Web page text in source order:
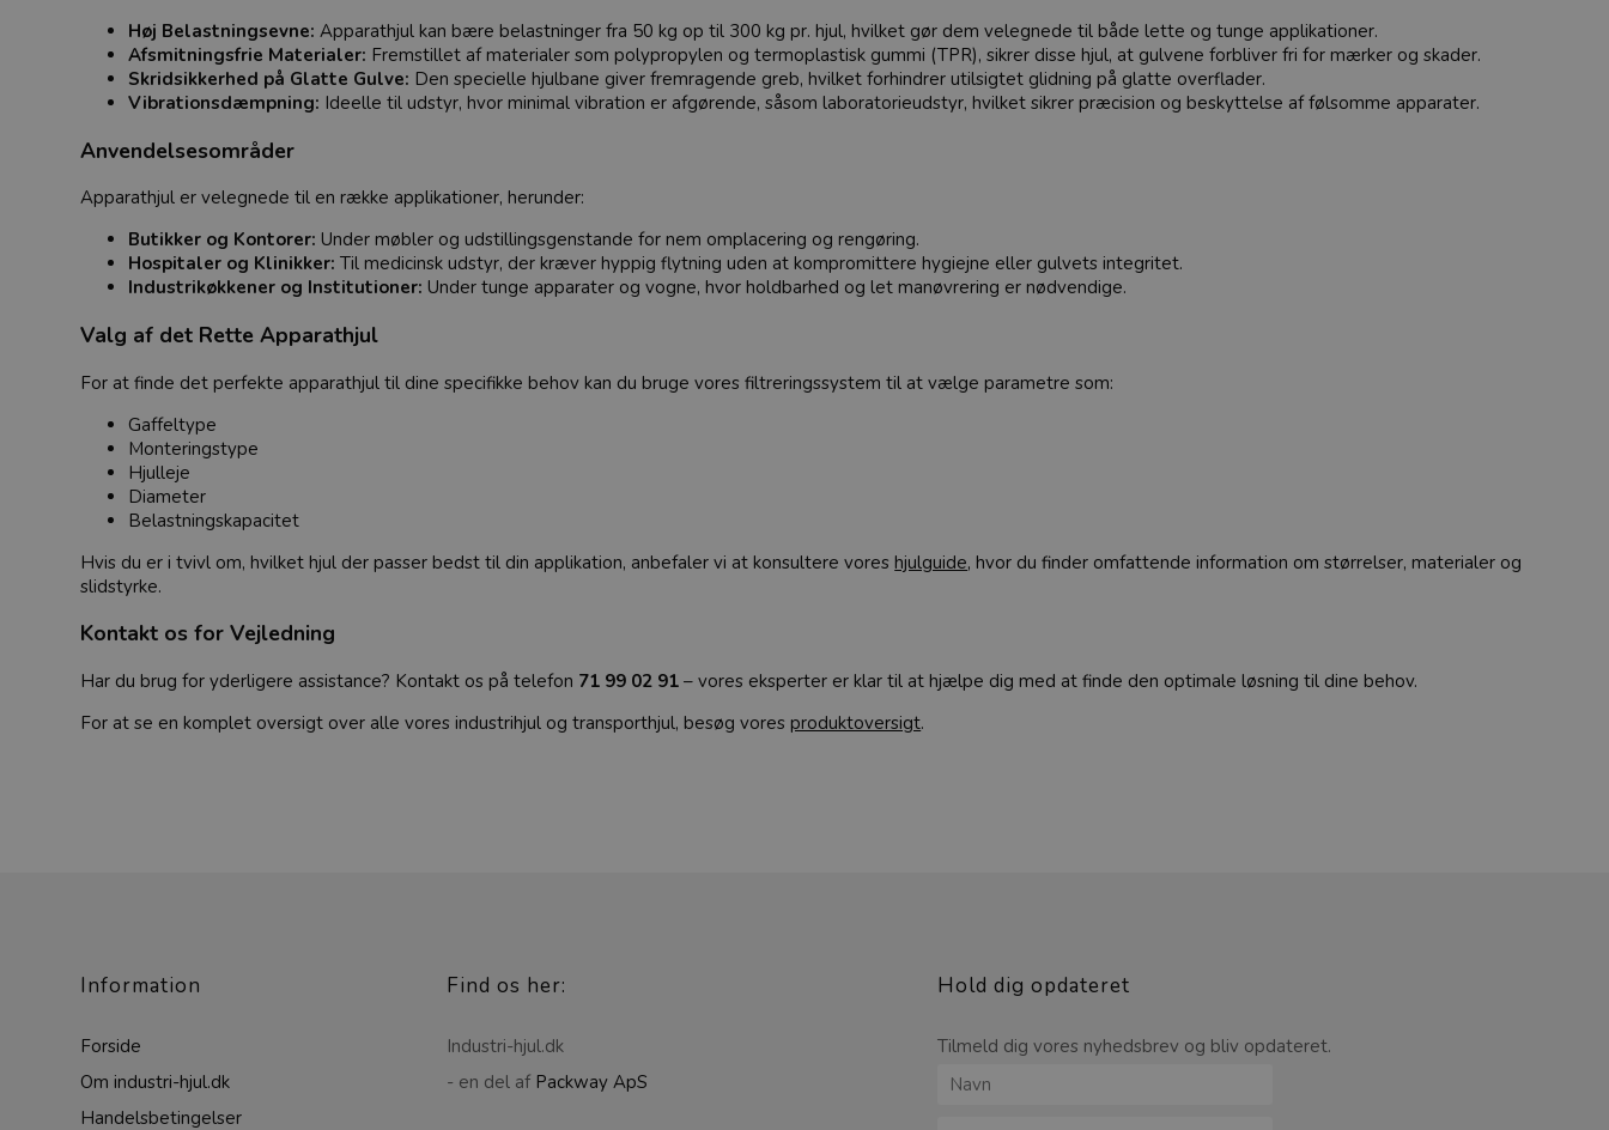
Høj Belastningsevne: Apparathjul kan bære belastninger fra 50 kg op til 300 kg pr. hjul, hvilket gør dem velegnede til både lette og tunge applikationer.
Afsmitningsfrie Materialer: Fremstillet af materialer som polypropylen og termoplastisk gummi (TPR), sikrer disse hjul, at gulvene forbliver fri for mærker og skader.
Skridsikkerhed på Glatte Gulve: Den specielle hjulbane giver fremragende greb, hvilket forhindrer utilsigtet glidning på glatte overflader.
Vibrationsdæmpning: Ideelle til udstyr, hvor minimal vibration er afgørende, såsom laboratorieudstyr, hvilket sikrer præcision og beskyttelse af følsomme apparater.
Anvendelsesområder
Apparathjul er velegnede til en række applikationer, herunder:
Butikker og Kontorer: Under møbler og udstillingsgenstande for nem omplacering og rengøring.
Hospitaler og Klinikker: Til medicinsk udstyr, der kræver hyppig flytning uden at kompromittere hygiejne eller gulvets integritet.
Industrikøkkener og Institutioner: Under tunge apparater og vogne, hvor holdbarhed og let manøvrering er nødvendige.
Valg af det Rette Apparathjul
For at finde det perfekte apparathjul til dine specifikke behov kan du bruge vores filtreringssystem til at vælge parametre som:
Gaffeltype
Monteringstype
Hjulleje
Diameter
Belastningskapacitet
Hvis du er i tvivl om, hvilket hjul der passer bedst til din applikation, anbefaler vi at konsultere voreshjulguide, hvor du finder omfattende information om størrelser, materialer og
slidstyrke.
Kontakt os for Vejledning
Har du brug for yderligere assistance? Kontakt os på telefon 71 99 02 91 – vores eksperter er klar til at hjælpe dig med at finde den optimale løsning til dine behov.
For at se en komplet oversigt over alle vores industrihjul og transporthjul, besøg voresproduktoversigt.
Information
Forside
Om industri-hjul.dk
Handelsbetingelser
Find os her:
Industri-hjul.dk
- en del af Packway ApS
Hold dig opdateret
Tilmeld dig vores nyhedsbrev og bliv opdateret.